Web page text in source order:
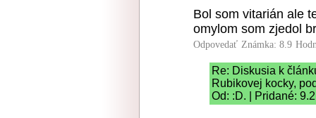
Bol som vitarián ale
omylom som zjedol
Odpovedať Známka: 8.9
Re: Diskusia k
Rubikovej kocky,
Od: :D. | Pridané: